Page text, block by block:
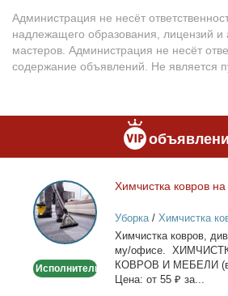
Администрация не несёт
надлежащего образования, лицензий и
мастеров. Администрация не несёт
содержание объявлений. Не является
Химчистка
ковров
на
дому/
Исполнитель
Хим­чист­ка ков­ров
Уборка/ Химчистка
Хим­чист­ка ков­ров,
му/офи­се.
КОВРОВ И МЕБЕЛИ
Це­на: от 55 ₽ за...